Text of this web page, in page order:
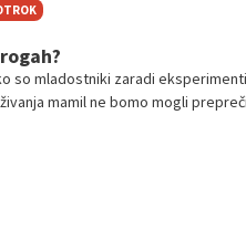
so mladostniki zaradi
mamil ne bomo mogli